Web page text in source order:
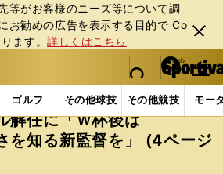
等がお客様のニーズ等について調
お勧めの広告を表⽰する⽬的で Co
ます。詳しくはこちら
閉じ
る
web Sportiva (webスポルティーバ)
検索
マイペ
ー
ジ
メニュ
ゴルフ その他球技 その他競技 モー
覧 Jリーグ他 福田正博 福田正
解任に「Ｗ杯後は
を知る新監督を」 (4ページ